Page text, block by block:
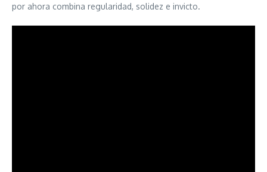
por ahora combina regularidad, solidez e invicto.